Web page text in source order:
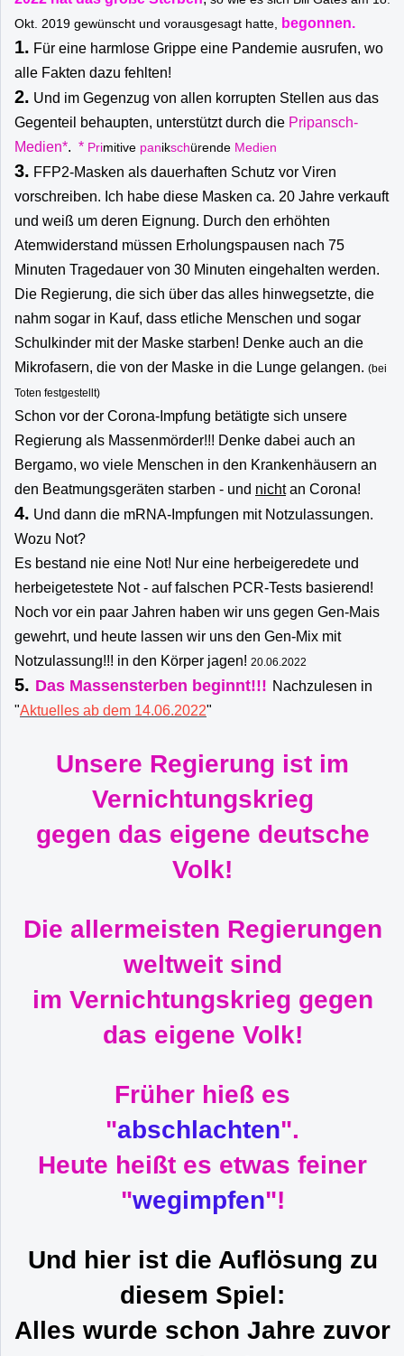
Okt. 2019 gewünscht und vorausgesagt hatte, begonnen.
1. Für eine harmlose Grippe eine Pandemie ausrufen, wo
alle Fakten dazu fehlten!
2. Und im Gegenzug von allen korrupten Stellen aus das
Gegenteil behaupten, unterstützt durch die Pripansch-
Medien*. * Primitive panikschürende Medien
3. FFP2-Masken als dauerhaften Schutz vor Viren
vorschreiben. Ich habe diese Masken ca. 20 Jahre verkauft
und weiß um deren Eignung. Durch den erhöhten
Atemwiderstand müssen Erholungspausen nach 75
Minuten Tragedauer von 30 Minuten eingehalten werden.
Die Regierung, die sich über das alles hinwegsetzte, die
nahm sogar in Kauf, dass etliche Menschen und sogar
Schulkinder mit der Maske starben! Denke auch an die
Mikrofasern, die von der Maske in die Lunge gelangen. (bei
Toten festgestellt)
Schon vor der Corona-Impfung betätigte sich unsere
Regierung als Massenmörder!!! Denke dabei auch an
Bergamo, wo viele Menschen in den Krankenhäusern an
den Beatmungsgeräten starben - und nichtan Corona!
4. Und dann die mRNA-Impfungen mit Notzulassungen.
Wozu Not?
Es bestand nie eine Not! Nur eine herbeigeredete und
herbeigetestete Not - auf falschen PCR-Tests basierend!
Noch vor ein paar Jahren haben wir uns gegen Gen-Mais
gewehrt, und heute lassen wir uns den Gen-Mix mit
Notzulassung!!! in den Körper jagen! 20.06.2022
5. Das Massensterben beginnt!!! Nachzulesen in
"Aktuelles ab dem 14.06.2022"
Unsere Regierung ist im
Vernichtungskrieg
gegen das eigene deutsche
Volk!
Die allermeisten Regierungen
weltweit sind
im Vernichtungskrieg gegen
das eigene Volk!
Früher hieß es
"abschlachten".
Heute heißt es etwas feiner
"wegimpfen"!
Und hier ist die Auflösung zu
diesem Spiel:
Alles wurde schon Jahre zuvor